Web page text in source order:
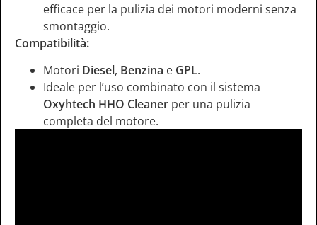
efficace per la pulizia dei motori moderni senza
smontaggio.
Compatibilità:
Motori Diesel, Benzina e GPL.
Ideale per l’uso combinato con il sistema
Oxyhtech HHO Cleaner per una pulizia
completa del motore.